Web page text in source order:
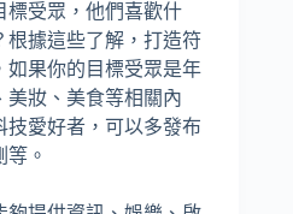
標受眾，他們喜歡什
根據這些了解，打造符
如果你的目標受眾是年
美妝、美食等相關內
技愛好者，可以多發布
。